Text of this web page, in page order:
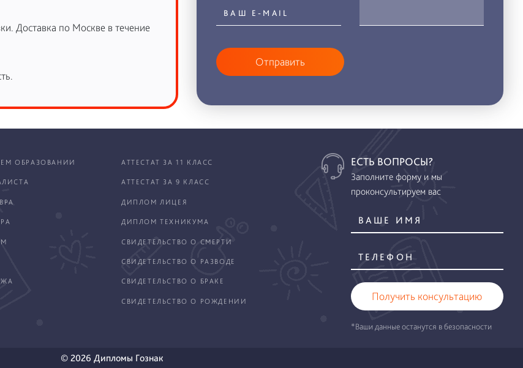
Доставка по Москве в течение
Отправить
ОБРАЗОВАНИИ АТТЕСТАТ ЗА 11 КЛАСС
АТТЕСТАТ ЗА 9 КЛАСС
ДИПЛОМ ЛИЦЕЯ
ДИПЛОМ ТЕХНИКУМА
СВИДЕТЕЛЬСТВО О СМЕРТИ
СВИДЕТЕЛЬСТВО О РАЗВОДЕ
СВИДЕТЕЛЬСТВО О БРАКЕ
СВИДЕТЕЛЬСТВО О РОЖДЕНИИ
ЕСТЬ ВОПРОСЫ?
Заполните форму и мы
проконсультируем вас
Получить консультацию
*Ваши данные останутся в безопасности
© 2026 Дипломы Гознак